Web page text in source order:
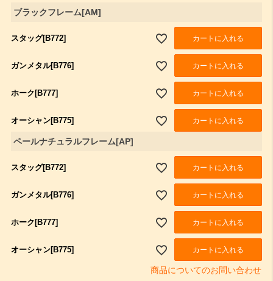
ブラックフレーム[AM]
スタッグ[B772] カートに入れる
ガンメタル[B776] カートに入れる
ホーク[B777] カートに入れる
オーシャン[B775] カートに入れる
ペールナチュラルフレーム[AP]
スタッグ[B772] カートに入れる
ガンメタル[B776] カートに入れる
ホーク[B777] カートに入れる
オーシャン[B775] カートに入れる
商品についてのお問い合わせ